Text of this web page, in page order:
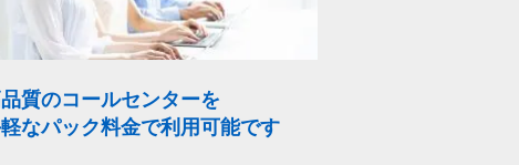
質のコールセンターを
なパック料金で利用可能です